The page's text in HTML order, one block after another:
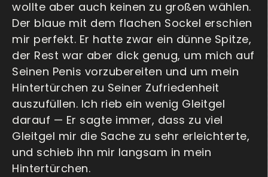
wollte aber auch keinen zu großen wählen.
Der blaue mit dem flachen Sockel erschien
mir perfekt. Er hatte zwar ein dünne Spitze,
der Rest war aber dick genug, um mich auf
Seinen Penis vorzubereiten und um mein
Hintertürchen zu Seiner Zufriedenheit
auszufüllen. Ich rieb ein wenig Gleitgel
darauf — Er sagte immer, dass zu viel
Gleitgel mir die Sache zu sehr erleichterte,
und schieb ihn mir langsam in mein
Hintertürchen.